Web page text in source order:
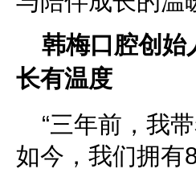
韩梅口腔创始
长有温度
“三年前，我
如今，我们拥有